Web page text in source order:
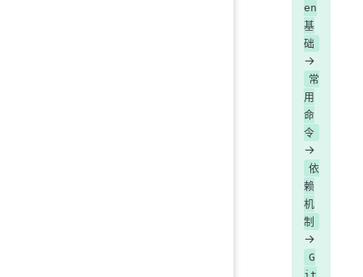
en
基
础
->
常
用
命
令
->
依
赖
机
制
->
G